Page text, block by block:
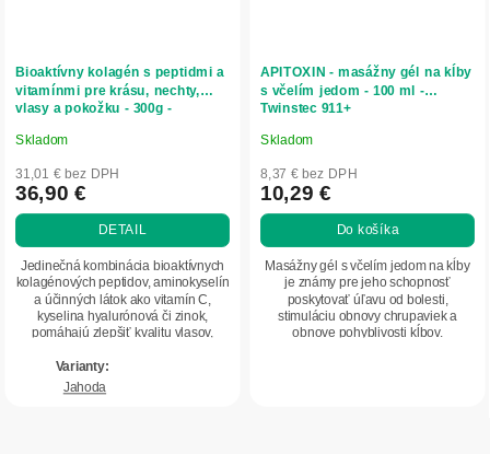
Bioaktívny kolagén s peptidmi a
vitamínmi pre krásu, nechty,
vlasy a pokožku - 300g -
Priemerné
hodnotenie
produktu
je
5
hviezdičiek.
Skladom
31,01 € bez DPH
36,90 €
DETAIL
Jedinečná kombinácia bioaktívnych
kolagénových peptidov, aminokyselín
a účinných látok ako vitamín C,
kyselina hyalurónová či zinok,
pomáhajú zlepšiť kvalitu vlasov,
Jahoda
APITOXIN - masážny gél na kĺby
s včelím jedom - 100 ml -
Twinstec 911+
Priemerné
hodnotenie
produktu
je
z
hviezdičiek.
Skladom
8,37 € bez DPH
10,29 €
Do košíka
Masážny gél s včelím jedom na kĺby
je známy pre jeho schopnosť
poskytovať úľavu od bolesti,
stimuláciu obnovy chrupaviek a
obnove pohyblivosti kĺbov.